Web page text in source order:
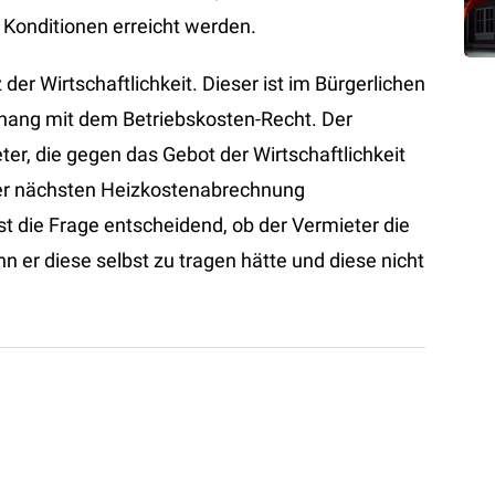
erreicht werden.
Wirtschaftlichkeit. Dieser ist im Bürgerlichen
mit dem Betriebskosten-Recht. Der
die gegen das Gebot der Wirtschaftlichkeit
nächsten Heizkostenabrechnung
die Frage entscheidend, ob der Vermieter die
er diese selbst zu tragen hätte und diese nicht